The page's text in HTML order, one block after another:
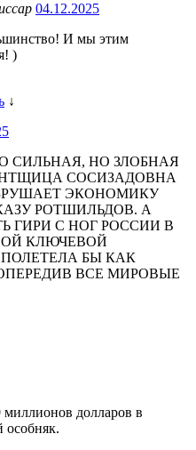
04.12.2025
И мы этим
)
↓
СИЛЬНАЯ, НО ЗЛОБНАЯ
СОСИЗАДОВНА
ЭКОНОМИКУ
РОТШИЛЬДОВ. А
ГИРИ С НОГ РОССИИ В
КЛЮЧЕВОЙ
БЫ КАК
ВСЕ МИРОВЫЕ
долларов в
особняк.